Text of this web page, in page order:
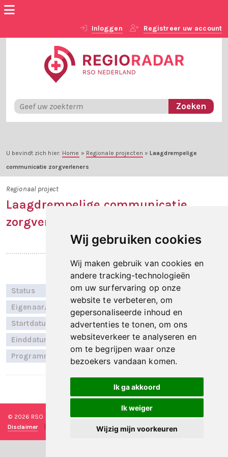
Wij gebruiken cookies
Wij maken gebruik van cookies en
andere tracking-technologieën
om uw surfervaring op onze
website te verbeteren, om
gepersonaliseerde inhoud en
advertenties te tonen, om ons
websiteverkeer te analyseren en
om te begrijpen waar onze
bezoekers vandaan komen.
Ik ga akkoord
Ik weiger
Wijzig mijn voorkeuren
Inloggen Registreer uw account
U bevindt zich hier: Home » Regionale projecten »Laagdrempelige
communicatie zorgverleners
Regionaal project
Laagdrempelige communicatie
zorgverleners
RSO Salland United
Status
Onbekend
Eigenaar/RSO
Salland United
Startdatum
Niet bekend
Einddatum
Niet bekend
Programmalijn
Regio specifiek
Laatst bijgewerkt op: 4 november 2025
© 2026 RSO Nederland | Versie#1.2.2 | Algemene voorwaarden
Disclaimer
Privacy verklaring | Technische realisatie